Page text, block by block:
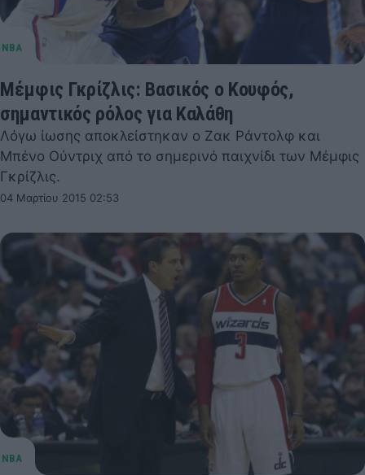
Μέμφις Γκρίζλις: Βασικός ο Κουφός,
σημαντικός ρόλος για Καλάθη
Λόγω ίωσης αποκλείστηκαν ο Ζακ Ράντολφ και
Μπένο Ούντριχ από το σημερινό παιχνίδι των Μέμφις
Γκρίζλις.
04 Μαρτίου 2015 02:53